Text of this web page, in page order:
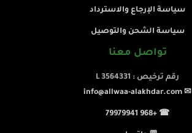
سياسة الإرجاع والاسترداد
سياسة الشحن والتوصيل
تواصل معنا
رقم ترخيص : L 3564331
✉ info@allwaa-alakhdar.com
☎ +968 79979941